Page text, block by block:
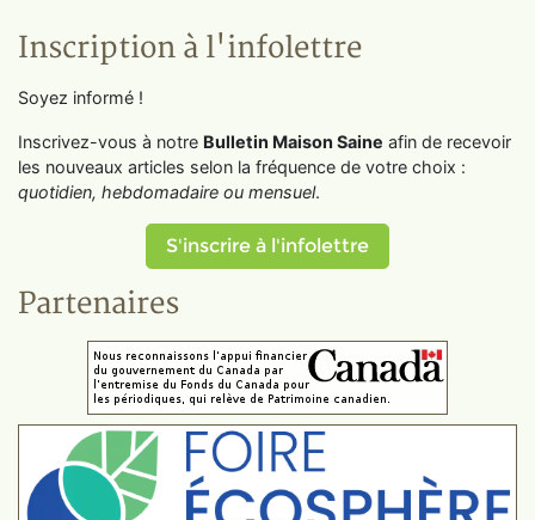
Inscription à l'infolettre
Soyez informé !
Inscrivez-vous à notre Bulletin Maison Saine afin de recevoir
les nouveaux articles selon la fréquence de votre choix :
quotidien, hebdomadaire ou mensuel.
S'inscrire à l'infolettre
Partenaires